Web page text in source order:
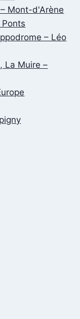
Mont-d'Arène
– Léo
La Muire –